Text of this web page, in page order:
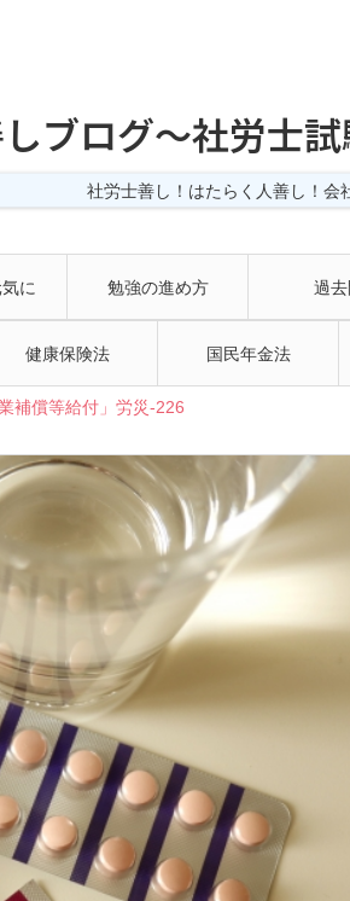
ブログ〜社労士
社労士善し！はたらく人善し！会
に 勉強の進め方 過去
健康保険法 国民年金法
補償等給付」労災-226